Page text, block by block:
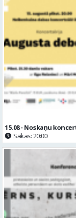
15.08 - Noskaņu
Sākas: 20:00